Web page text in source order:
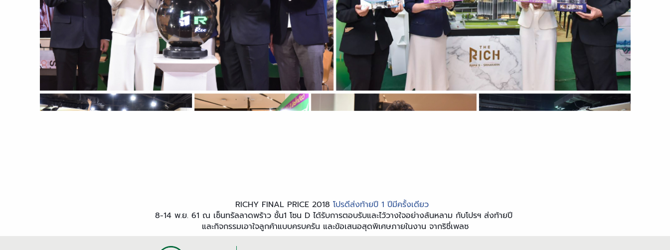
RICHY FINAL PRICE 2018 โปรดีส่งท้ายปี 1 ปีมีครั้งเดียว
8-14 พ.ย. 61 ณ เซ็นทรัลลาดพร้าว ชั้น1 โซน D ได้รับการตอบรับและไว้วางใจอย่างล้นหลาม กับโปรฯ ส่งท้ายปี
และกิจกรรมเอาใจลูกค้าแบบครบครัน และข้อเสนอสุดพิเศษภายในงาน จากริชี่เพลซ